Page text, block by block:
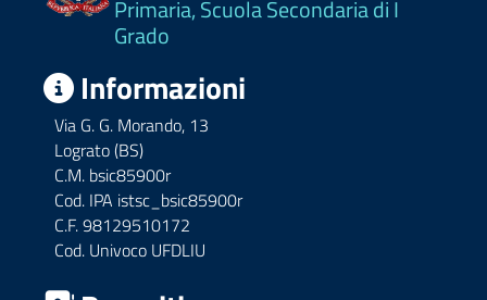
Primaria, Scuola Secondaria di I
Grado
Informazioni
Via G. G. Morando, 13
Lograto (BS)
C.M. bsic85900r
Cod. IPA istsc_bsic85900r
C.F. 98129510172
Cod. Univoco UFDLIU